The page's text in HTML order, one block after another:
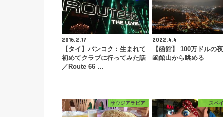
2016.2.17
【タイ】バンコク：生まれて
初めてクラブに行ってみた話
／Route 66 …
2022.4.4
【函館】 100万ドルの
函館山から眺める
サウジアラビア スペ